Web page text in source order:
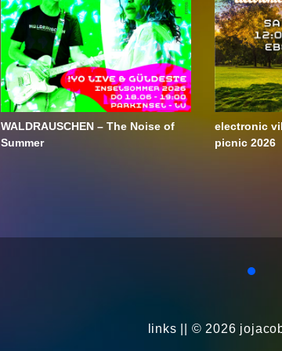
WALDRAUSCHEN – The Noise of
Summer
electronic
picnic 2026
links || © 2026